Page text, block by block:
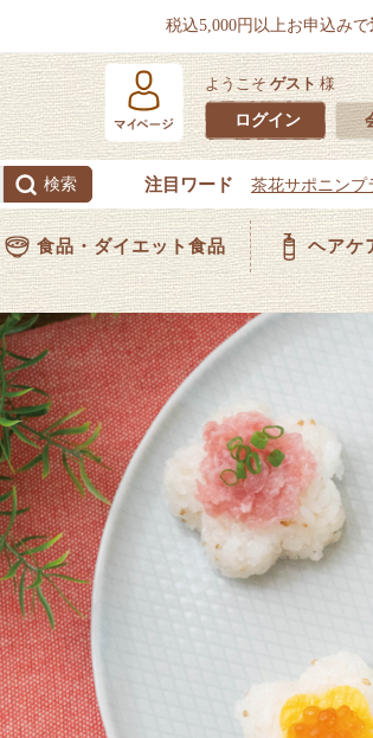
税込5,000円以上お申込みで
ようこそゲスト 様
ログイン
食品・ダイエット食品 ヘアケ